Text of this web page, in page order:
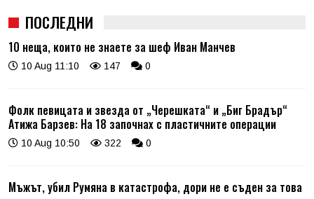
ПОСЛЕДНИ
10 неща, които не знаете за шеф Иван Манчев
10 Aug 11:10 147 0
Фолк певицата и звезда от „Черешката“ и „Биг Брадър“
Атижа Барзев: На 18 започнах с пластичните операции
10 Aug 10:50 322 0
Мъжът, убил Румяна в катастрофа, дори не е съден за това